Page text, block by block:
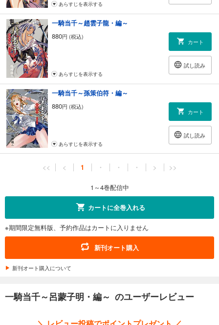
あらすじを表示する
一騎当千～趙雲子龍・編～
880円 (税込)
カート
試し読み
あらすじを表示する
一騎当千～孫策伯符・編～
880円 (税込)
カート
試し読み
あらすじを表示する
<< < 1 ・ ・ ・ > >>
1～4巻配信中
カートに全巻入れる
※期間限定無料版、予約作品はカートに入りません
新刊オート購入
新刊オート購入について
一騎当千～呂蒙子明・編～ のユーザーレビュー